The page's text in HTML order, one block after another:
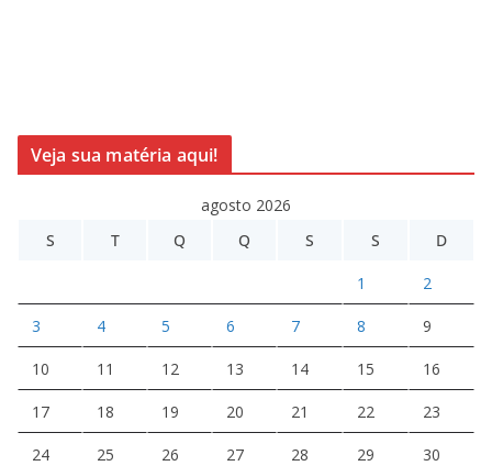
Veja sua matéria aqui!
agosto 2026
S
T Q Q S S D
1 2
3 4 5 6 7 8 9
10 11 12 13 14 15 16
17 18 19 20 21 22 23
24 25 26 27 28 29 30